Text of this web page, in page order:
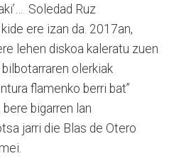
Soledad Ruz
ere izan da. 2017an,
lehen diskoa kaleratu zuen
olerkiak
flamenko berri bat”
bere bigarren lan
jarri die Blas de Otero